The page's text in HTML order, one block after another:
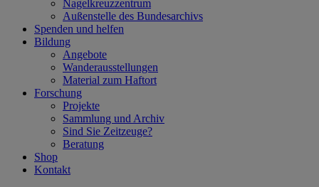
Nagelkreuzzentrum
Außenstelle des Bundesarchivs
Spenden und helfen
Bildung
Angebote
Wanderausstellungen
Material zum Haftort
Forschung
Projekte
Sammlung und Archiv
Sind Sie Zeitzeuge?
Beratung
Shop
Kontakt